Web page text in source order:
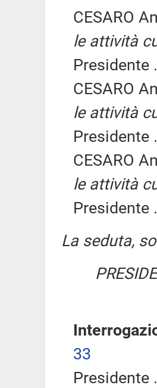
CESARO
le attività
Presidente
CESARO
le attività
Presidente
CESARO
le attività
Presidente
La seduta,
33
Presidente